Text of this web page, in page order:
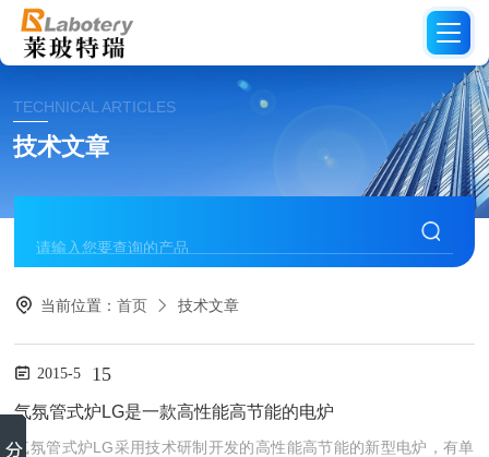
TECHNICAL ARTICLES
技术文章
当前位置：首页 技术文章
2015-5 15
气氛管式炉LG是一款高性能高节能的电炉
气氛管式炉LG采用技术研制开发的高性能高节能的新型电炉，有单